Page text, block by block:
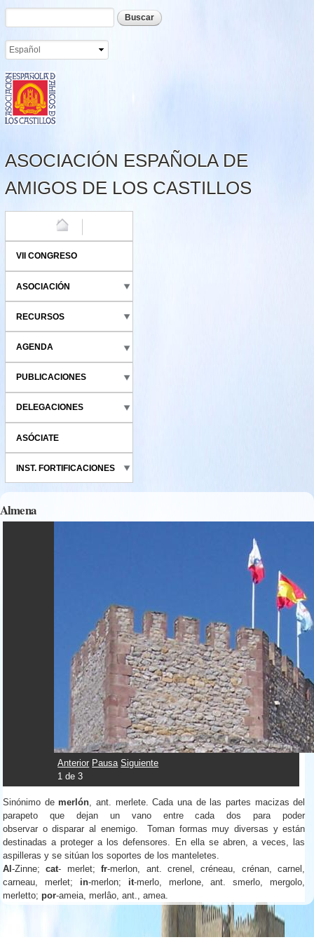
Pasar al
contenido
Formulario de búsqueda
Buscar
ASOCIACIÓN ESPAÑOLA DE
AMIGOS DE LOS CASTILLOS
VII CONGRESO
ASOCIACIÓN
RECURSOS
AGENDA
PUBLICACIONES
DELEGACIONES
ASÓCIATE
INST. FORTIFICACIONES
Almena
Anterior Pausa Siguiente
1 de3
Sinónimo demerlón, ant. merlete. Cada una de las partes macizas del
parapeto que dejan un vano entre cada dos para poder
observar o disparar al enemigo. Toman formas muy diversas y están
destinadas a proteger a los defensores. En ella se abren, a veces, las
aspilleras y se sitúan los soportes de los manteletes.
Al -Zinne;cat- merlet;fr-merlon, ant. crenel, créneau, crénan, carnel,
carneau, merlet; in-merlon; it-merlo, merlone, ant. smerlo, mergolo,
merletto; por-ameia, merlâo, ant., amea.